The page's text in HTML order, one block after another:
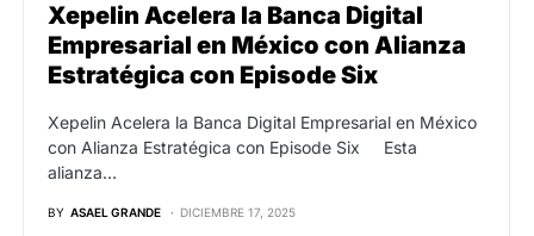
Xepelin Acelera la Banca Digital
Empresarial en México con Alianza
Estratégica con Episode Six
Xepelin Acelera la Banca Digital Empresarial en México
con Alianza Estratégica con Episode Six Esta
alianza…
BY ASAEL GRANDE DICIEMBRE 17, 2025